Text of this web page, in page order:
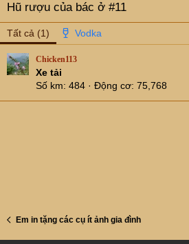
Hũ rượu của bác ở #11
Tất cả (1)
Chicken113
Xe tải
Số km 484 Động cơ 75,768
Em in tặng các cụ ít ảnh gia đình